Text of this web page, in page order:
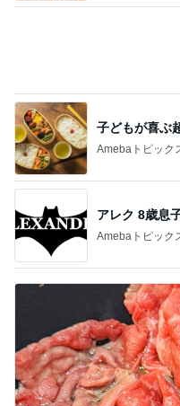
子どもが喜ぶ
Amebaトピック
アレク 8歳息
Amebaトピック